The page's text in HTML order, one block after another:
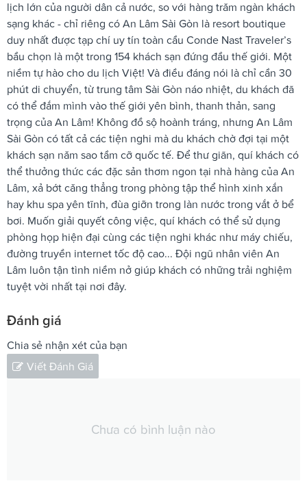
lịch lớn của người dân cả nước, so với hàng trăm ngàn khách
sạng khác - chỉ riêng có An Lâm Sài Gòn là resort boutique
duy nhất được tạp chí uy tín toàn cầu Conde Nast Traveler’s
bầu chọn là một trong 154 khách sạn đứng đầu thế giới. Một
niềm tự hào cho du lịch Việt! Và điều đáng nói là chỉ cần 30
phút di chuyển, từ trung tâm Sài Gòn náo nhiệt, du khách đã
có thể đắm mình vào thế giới yên bình, thanh thản, sang
trọng của An Lâm! Không đồ sộ hoành tráng, nhưng An Lâm
Sài Gòn có tất cả các tiện nghi mà du khách chờ đợi tại một
khách sạn năm sao tầm cỡ quốc tế. Để thư giãn, quí khách có
thể thưởng thức các đặc sản thơm ngon tại nhà hàng của An
Lâm, xả bớt căng thẳng trong phòng tập thể hình xinh xắn
hay khu spa yên tĩnh, đùa giỡn trong làn nước trong vắt ở bể
bơi. Muốn giải quyết công việc, quí khách có thể sử dụng
phòng họp hiện đại cùng các tiện nghi khác như máy chiếu,
đường truyền internet tốc độ cao... Đội ngũ nhân viên An
Lâm luôn tận tình niềm nở giúp khách có những trải nghiệm
tuyệt vời nhất tại nơi đây.
Đánh giá
Chia sẻ nhận xét của bạn
Viết Đánh Giá
Chưa có bình luận nào